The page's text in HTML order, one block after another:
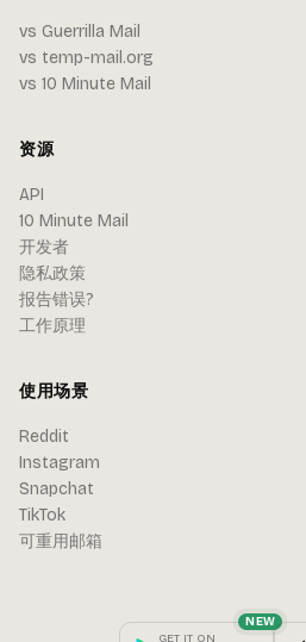
vs Guerrilla Mail
vs temp-mail.org
vs 10 Minute Mail
资源
API
10 Minute Mail
开发者
隐私政策
报告错误?
工作原理
使用场景
Reddit
Instagram
Snapchat
TikTok
可重用邮箱
GET IT ON
NEW